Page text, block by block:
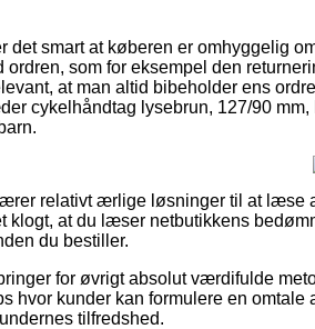
det smart at køberen er omhyggelig
ordren, som for eksempel den
at man altid bibeholder ens
cykelhåndtag lysebrun, 127/90
relativt ærlige løsninger til at læse
klogt, at du læser netbutikkens
du bestiller.
for øvrigt absolut værdifulde
hvor kunder kan formulere en
tilfredshed.